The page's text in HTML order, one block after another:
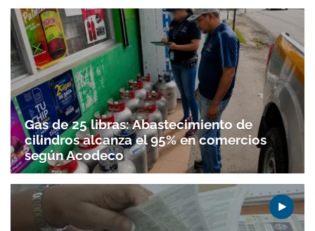
Gas de 25 libras: Abastecimiento de
cilindros alcanza el 95% en comercios
según Acodeco